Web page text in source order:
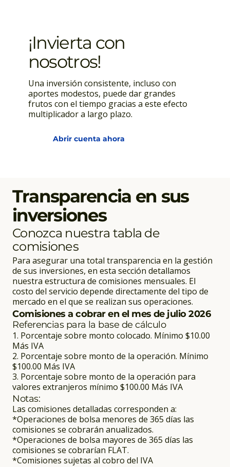
¡Invierta con
nosotros!
Una inversión consistente, incluso con
aportes modestos, puede dar grandes
frutos con el tiempo gracias a este efecto
multiplicador a largo plazo.
Abrir cuenta ahora
Transparencia en sus
inversiones
Conozca nuestra tabla de
comisiones
Para asegurar una total transparencia en la gestión
de sus inversiones, en esta sección detallamos
nuestra estructura de comisiones mensuales. El
costo del servicio depende directamente del tipo de
mercado en el que se realizan sus operaciones.
Comisiones a cobrar en el mes de julio 2026
Referencias para la base de cálculo
1. Porcentaje sobre monto colocado. Mínimo $10.00
Más IVA
2. Porcentaje sobre monto de la operación. Mínimo
$100.00 Más IVA
3. Porcentaje sobre monto de la operación para
valores extranjeros mínimo $100.00 Más IVA
Notas:
Las comisiones detalladas corresponden a:
*Operaciones de bolsa menores de 365 días las
comisiones se cobrarán anualizados.
*Operaciones de bolsa mayores de 365 días las
comisiones se cobrarían FLAT.
*Comisiones sujetas al cobro del IVA